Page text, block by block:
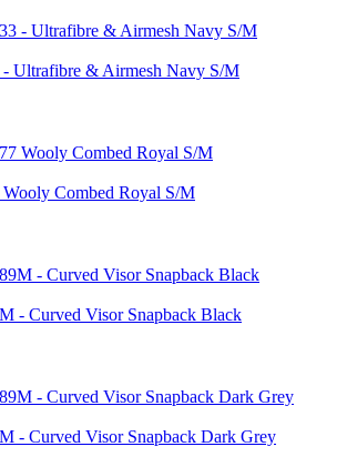
Ultrafibre & Airmesh Navy S/M
Combed Royal S/M
- Curved Visor Snapback Black
- Curved Visor Snapback Dark Grey